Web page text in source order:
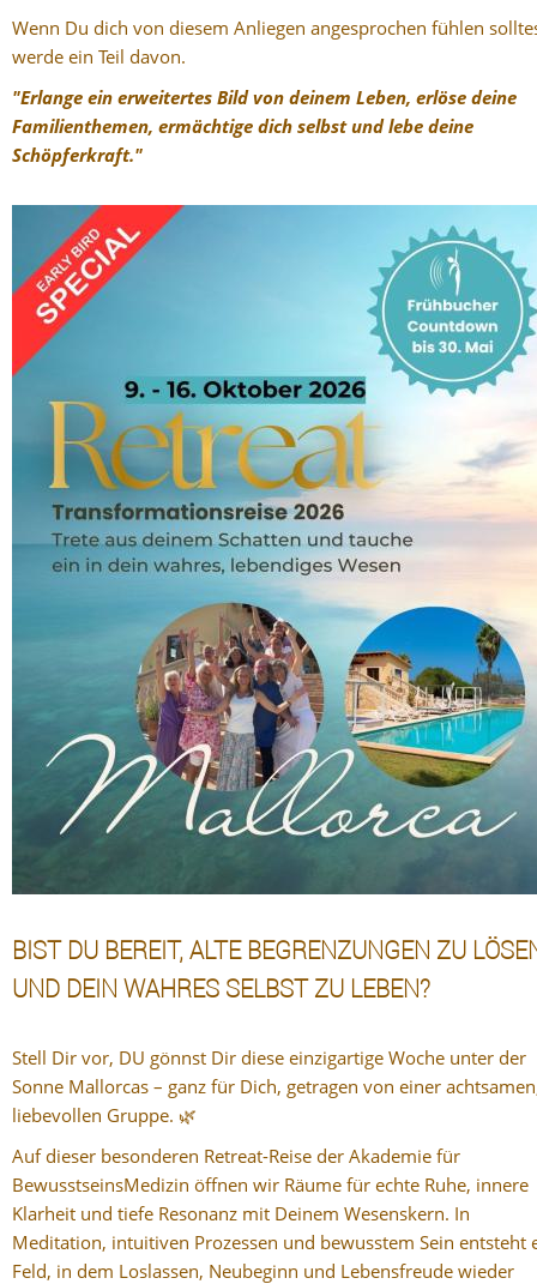
Wenn Du dich von diesem Anliegen angesprochen fühlen
werde ein Teil davon.
"Erlange ein erweitertes Bild von deinem Leben, erlöse deine
Familienthemen, ermächtige dich selbst und lebe deine
Schöpferkraft."
BIST DU BEREIT, ALTE BEGRENZUNGEN ZU
UND DEIN WAHRES SELBST ZU LEBEN?
Stell Dir vor, DU gönnst Dir diese einzigartige Woche unter der
Sonne Mallorcas – ganz für Dich, getragen von einer
liebevollen Gruppe. 🌿
Auf dieser besonderen Retreat-Reise der Akademie für
BewusstseinsMedizin öffnen wir Räume für echte Ruhe, innere
Klarheit und tiefe Resonanz mit Deinem Wesenskern. In
Meditation, intuitiven Prozessen und bewusstem Sein entsteht
Feld, in dem Loslassen, Neubeginn und Lebensfreude wieder